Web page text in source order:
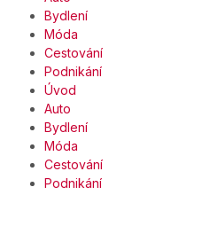
Bydlení
Móda
Cestování
Podnikání
Úvod
Auto
Bydlení
Móda
Cestování
Podnikání